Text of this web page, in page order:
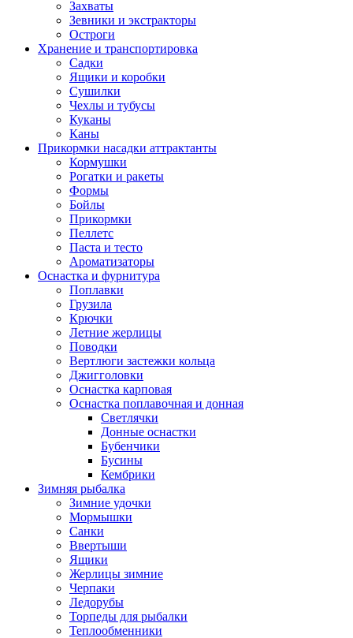
Захваты
Зевники и экстракторы
Остроги
Хранение и транспортировка
Садки
Ящики и коробки
Сушилки
Чехлы и тубусы
Куканы
Каны
Прикормки насадки аттрактанты
Кормушки
Рогатки и ракеты
Формы
Бойлы
Прикормки
Пеллетс
Паста и тесто
Ароматизаторы
Оснастка и фурнитура
Поплавки
Грузила
Крючки
Летние жерлицы
Поводки
Вертлюги застежки кольца
Джигголовки
Оснастка карповая
Оснастка поплавочная и донная
Светлячки
Донные оснастки
Бубенчики
Бусины
Кембрики
Зимняя рыбалка
Зимние удочки
Мормышки
Санки
Ввертыши
Ящики
Жерлицы зимние
Черпаки
Ледорубы
Торпеды для рыбалки
Теплообменники